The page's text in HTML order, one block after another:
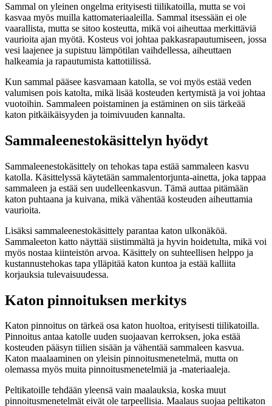
Sammal on yleinen ongelma erityisesti tiilikatoilla, mutta se voi
kasvaa myös muilla kattomateriaaleilla. Sammal itsessään ei ole
vaarallista, mutta se sitoo kosteutta, mikä voi aiheuttaa merkittäviä
vaurioita ajan myötä. Kosteus voi johtaa pakkasrapautumiseen, jossa
vesi laajenee ja supistuu lämpötilan vaihdellessa, aiheuttaen
halkeamia ja rapautumista kattotiilissä.
Kun sammal pääsee kasvamaan katolla, se voi myös estää veden
valumisen pois katolta, mikä lisää kosteuden kertymistä ja voi johtaa
vuotoihin. Sammaleen poistaminen ja estäminen on siis tärkeää
katon pitkäikäisyyden ja toimivuuden kannalta.
Sammaleenestokäsittelyn hyödyt
Sammaleenestokäsittely on tehokas tapa estää sammaleen kasvu
katolla. Käsittelyssä käytetään sammalentorjunta-ainetta, joka tappaa
sammaleen ja estää sen uudelleenkasvun. Tämä auttaa pitämään
katon puhtaana ja kuivana, mikä vähentää kosteuden aiheuttamia
vaurioita.
Lisäksi sammaleenestokäsittely parantaa katon ulkonäköä.
Sammaleeton katto näyttää siistimmältä ja hyvin hoidetulta, mikä voi
myös nostaa kiinteistön arvoa. Käsittely on suhteellisen helppo ja
kustannustehokas tapa ylläpitää katon kuntoa ja estää kalliita
korjauksia tulevaisuudessa.
Katon pinnoituksen merkitys
Katon pinnoitus on tärkeä osa katon huoltoa, erityisesti tiilikatoilla.
Pinnoitus antaa katolle uuden suojaavan kerroksen, joka estää
kosteuden pääsyn tiilien sisään ja vähentää sammaleen kasvua.
Katon maalaaminen on yleisin pinnoitusmenetelmä, mutta on
olemassa myös muita pinnoitusmenetelmiä ja -materiaaleja.
Peltikatoille tehdään yleensä vain maalauksia, koska muut
pinnoitusmenetelmät eivät ole tarpeellisia. Maalaus suojaa peltikaton